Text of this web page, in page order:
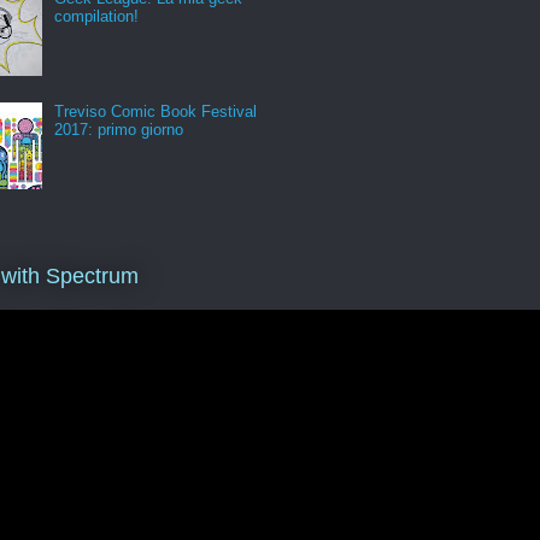
compilation!
Treviso Comic Book Festival
2017: primo giorno
Spectrum